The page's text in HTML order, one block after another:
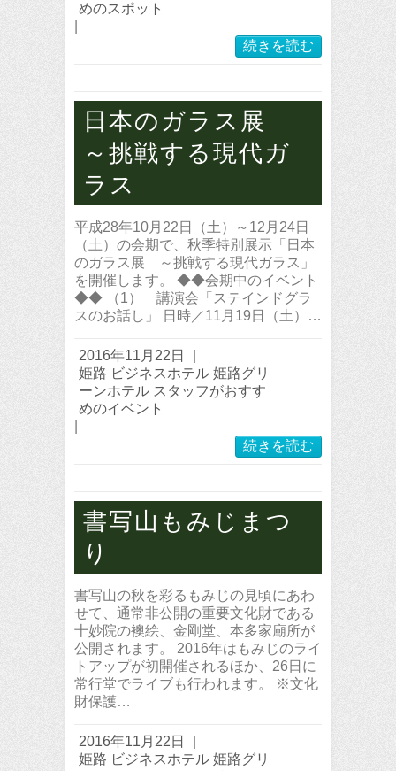
めのスポット
続きを読む
日本のガラス展
～挑戦する現代ガ
ラス
平成28年10月22日（土）～12月24日
（土）の会期で、秋季特別展示「日本
のガラス展 ～挑戦する現代ガラス」
を開催します。 ◆◆会期中のイベント
◆◆ （1） 講演会「ステインドグラ
スのお話し」 日時／11月19日（土）…
2016年11月22日
姫路 ビジネスホテル 姫路グリ
ーンホテル スタッフがおすす
めのイベント
続きを読む
書写山もみじまつ
り
書写山の秋を彩るもみじの見頃にあわ
せて、通常非公開の重要文化財である
十妙院の襖絵、金剛堂、本多家廟所が
公開されます。 2016年はもみじのライ
トアップが初開催されるほか、26日に
常行堂でライブも行われます。 ※文化
財保護…
2016年11月22日
姫路 ビジネスホテル 姫路グリ